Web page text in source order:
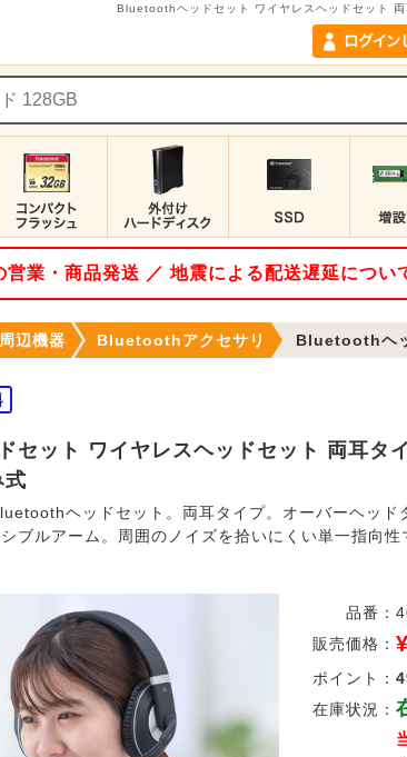
Bluetoothヘッドセット ワイヤレスヘッドセット
業・商品発送 ／ 地震による配送遅延につい
辺機器 Bluetoothアクセサリ Bluetoothヘッドセット ワイ
セット ワイヤレスヘッドセット 両耳タ
式
ヘッドセット。両耳タイプ。オーバーヘッド
ブルアーム。周囲のノイズを拾いにくい単一指向
品番：
販売価格：
ポイント：
在庫状況：